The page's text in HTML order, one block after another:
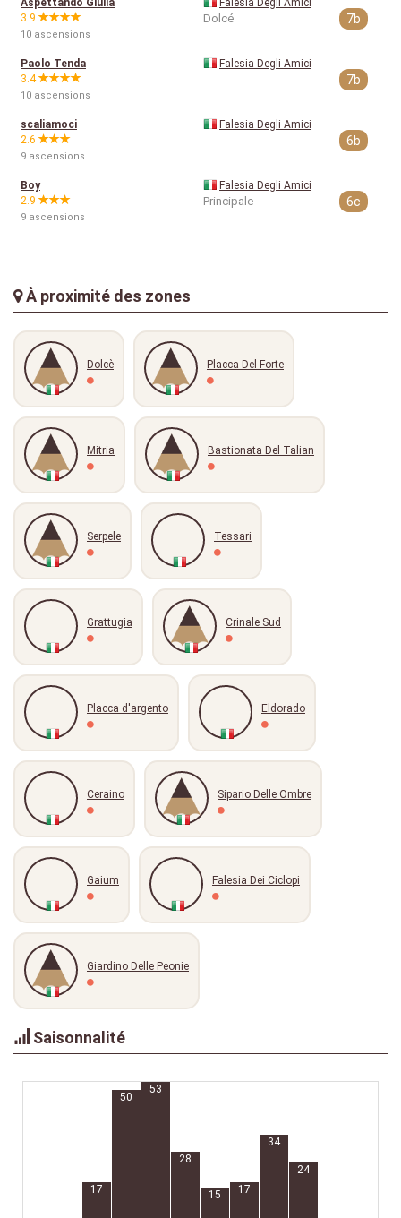
Aspettando Giulia
3.9
10 ascensions
Falesia Degli Amici
Dolcé 7b
Paolo Tenda
3.4
10 ascensions
Falesia Degli Amici
7b
scaliamoci
2.6
9 ascensions
Falesia Degli Amici
6b
Boy
2.9
9 ascensions
Falesia Degli Amici
Principale 6c
À proximité des zones
Dolcè Placca Del Forte
Mitria Bastionata Del Talian
Serpele Tessari
Grattugia Crinale Sud
Placca d'argento Eldorado
Ceraino Sipario Delle Ombre
Gaium Falesia Dei Ciclopi
Giardino Delle Peonie
Saisonnalité
17
50
53
28
15 17
34
24